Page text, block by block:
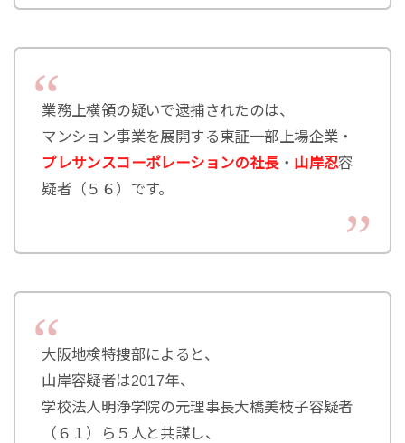
業務上横領の疑いで逮捕されたのは、
マンション事業を展開する東証一部上場企業・
プレサンスコーポレーションの社長・ 山岸忍容
疑者（５６）です。
大阪地検特捜部によると、
山岸容疑者は2017年、
学校法人明浄学院の元理事長大橋美枝子容疑者
（６１）ら５人と共謀し、